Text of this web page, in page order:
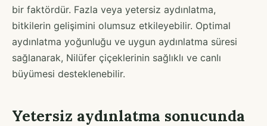
bir faktördür. Fazla veya yetersiz aydınlatma,
bitkilerin gelişimini olumsuz etkileyebilir. Optimal
aydınlatma yoğunluğu ve uygun aydınlatma süresi
sağlanarak, Nilüfer çiçeklerinin sağlıklı ve canlı
büyümesi desteklenebilir.
Yetersiz aydınlatma sonucunda